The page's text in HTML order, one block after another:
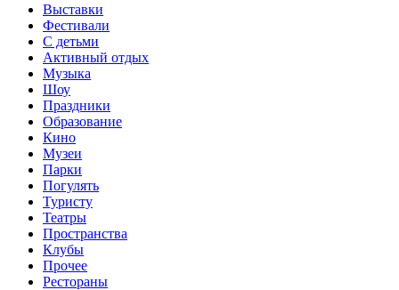
Выставки
Фестивали
С детьми
Активный отдых
Музыка
Шоу
Праздники
Образование
Кино
Музеи
Парки
Погулять
Туристу
Театры
Пространства
Клубы
Прочее
Рестораны